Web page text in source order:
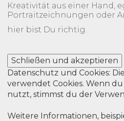
Kreativität aus einer Hand,
Portraitzeichnungen oder
hier bist Du richtig.
Datenschutz und Cookies:
verwendet Cookies. Wenn
nutzt, stimmst du der
Weitere Informationen,